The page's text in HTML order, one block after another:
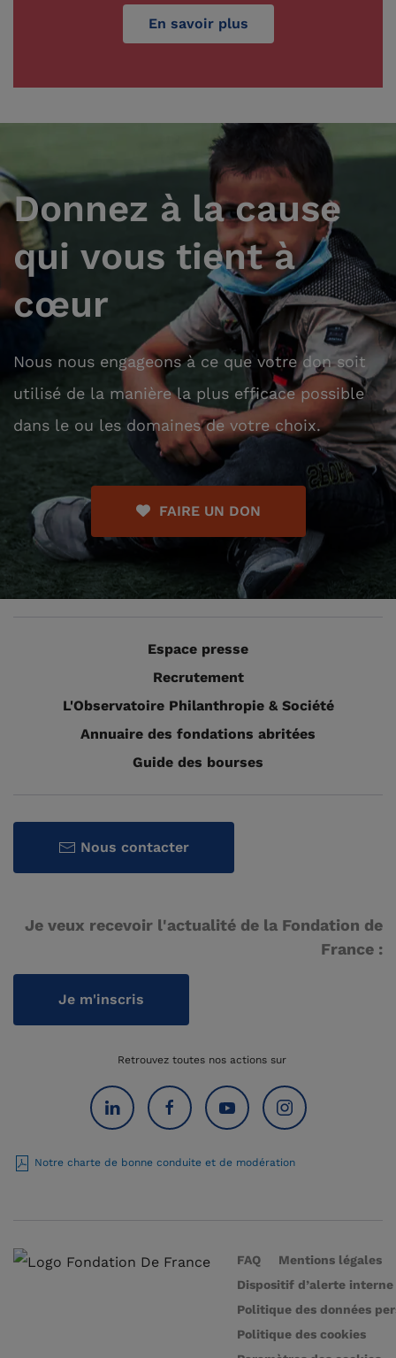
En savoir plus
Donnez à la cause
qui vous tient à
cœur
Nous nous engageons à ce que votre don soit
utilisé de la manière la plus efficace possible
dans le ou les domaines de votre choix.
FAIRE UN DON
Espace presse
Recrutement
L'Observatoire Philanthropie & Société
Annuaire des fondations abritées
Guide des bourses
Nous contacter
Je veux recevoir l'actualité de la Fondation de
France :
Je m'inscris
Retrouvez toutes nos actions sur
Notre charte de bonne conduite et de modération
FAQ
Mentions légales
Dispositif d’alerte interne
Politique des données
Politique des cookies